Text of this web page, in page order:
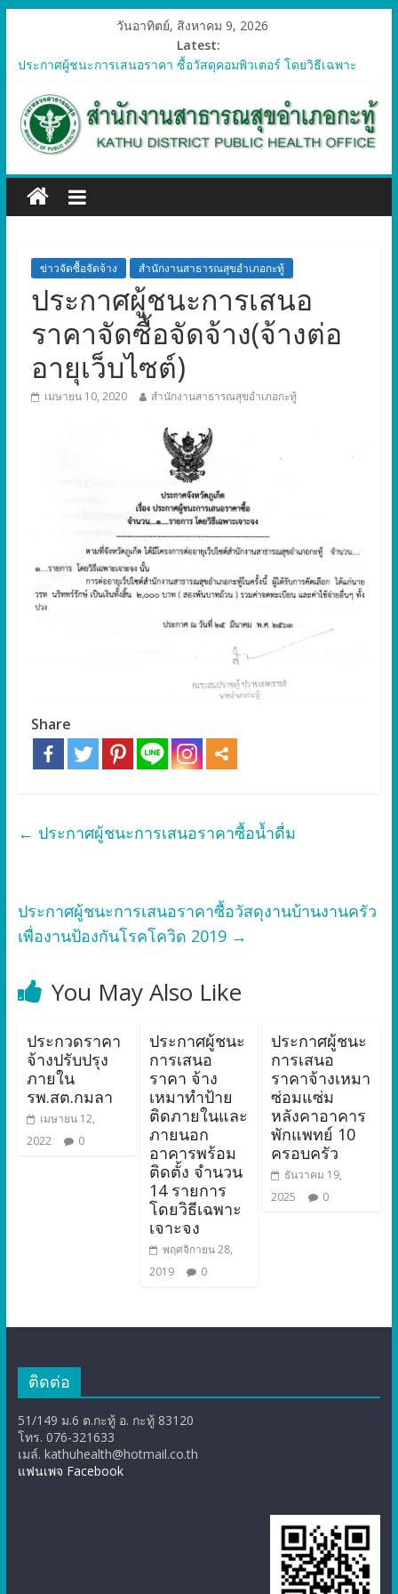
วันอาทิตย์, สิงหาคม 9, 2026
Latest:
ประกาศผู้ชนะการเสนอราคา ซื้อวัสดุคอมพิวเตอร์ โดยวิธีเฉพาะ
ประกาศผู้ชนะการเสนอราคา จัดซื้อวัสดุทางการแพทย์สำหรับ
โครงการป้องกันควบคุมโรคติดต่อและภัยสุขภาพในแรงงานต่างด้าว
อำเภอกะทู้ ปี 2569
เจาะจง
ประกาศผู้ชนะการเสนอรา ซื้อวัสดุงานบ้านงานครัว โดยวิธีเฉพาะ
เจาะจง
เจาะจงข่าวจัดซื้อจัดจ้าง สำนักงานสาธารณสุขอำเภอกะทู้
ประกาศผู้ชนะการเสนอ
ราคาจัดซื้อจัดจ้าง(จ้างต่อ
อายุเว็บไซต์)
เมษายน 10, 2020 สำนักงานสาธารณสุขอำเภอกะทู้
Share
← ประกาศผู้ชนะการเสนอราคาซื้อน้ำดื่ม
ประกาศผู้ชนะการเสนอราคาซื้อวัสดุงานบ้านงานครัว
เพื่องานป้องกันโรคโควิด 2019 →
You May Also Like
ประกวดราคา
จ้างปรับปรุง
ภายใน
รพ.สต.กมลา
เมษายน 12,
2022
0
ประกาศผู้ชนะ
การเสนอ
ราคา จ้าง
เหมาทำป้าย
ติดภายในและ
ภายนอก
อาคารพร้อม
ติดตั้ง จำนวน
14 รายการ
โดยวิธีเฉพาะ
เจาะจง
พฤศจิกายน 28,
2019
0
ประกาศผู้ชนะ
การเสนอ
ราคาจ้างเหมา
ซ่อมแซ่ม
หลังคาอาคาร
พักแพทย์ 10
ครอบครัว
ธันวาคม 19,
2025
0
ติดต่อ
51/149 ม.6 ต.กะทู้ อ. กะทู้ 83120
โทร. 076-321633
เมล์. kathuhealth@hotmail.co.th
แฟนเพจ Facebook